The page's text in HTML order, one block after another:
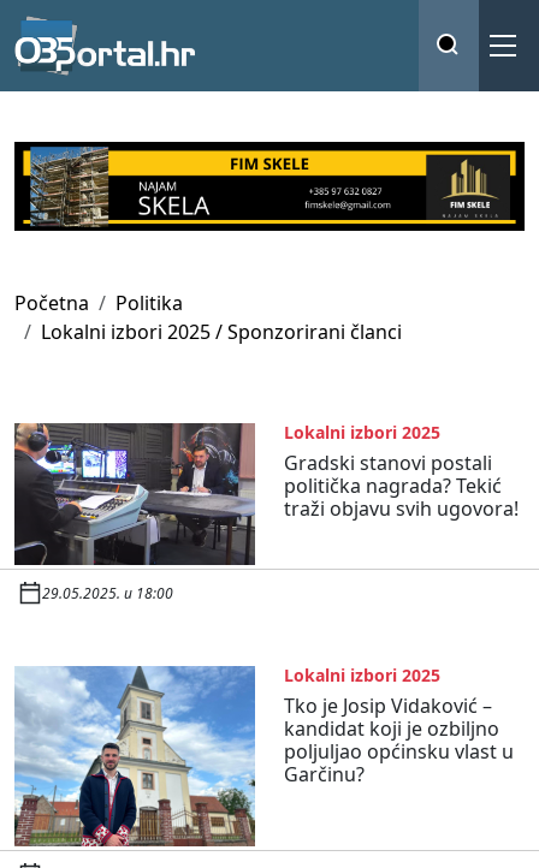
Početna
Politika
Lokalni izbori 2025 / Sponzorirani članci
Lokalni izbori 2025
Gradski stanovi postali
politička nagrada? Tekić
traži objavu svih ugovora!
29.05.2025. u 18:00
Lokalni izbori 2025
Tko je Josip Vidaković –
kandidat koji je ozbiljno
poljuljao općinsku vlast u
Garčinu?